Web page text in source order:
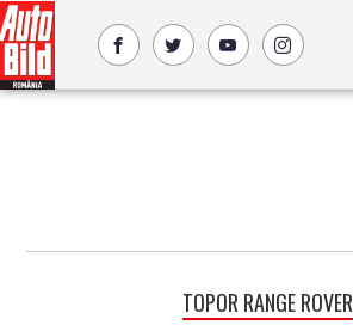
TOPOR RANGE ROVER